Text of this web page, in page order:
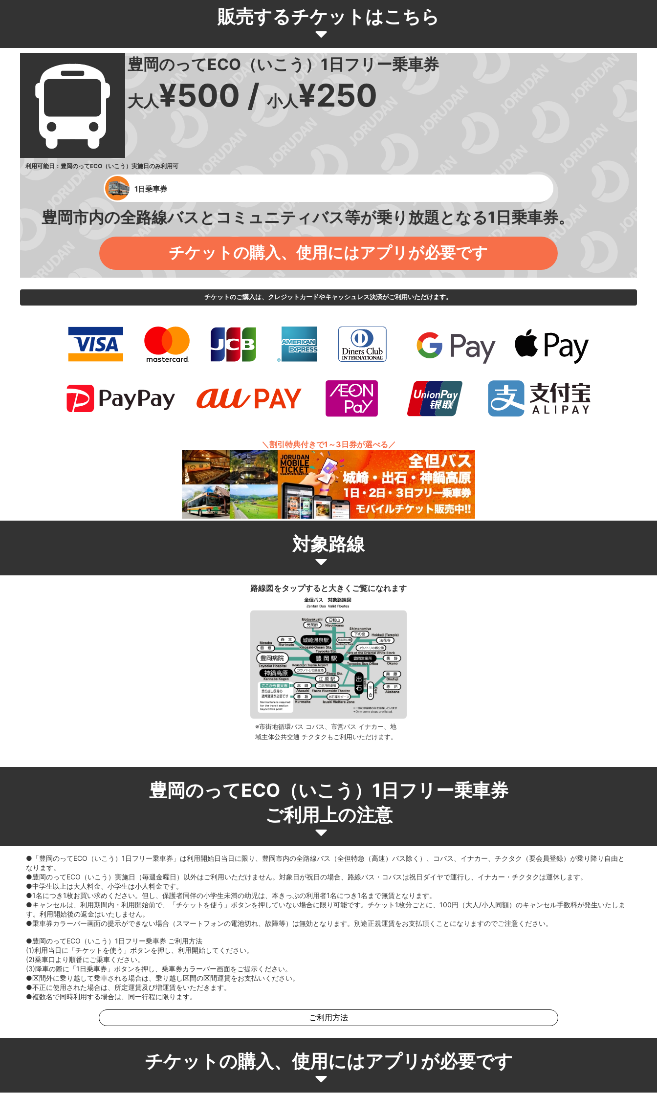
販売するチケットはこちら
豊岡のってECO（いこう）1日フリー乗車券
大人¥500 /小人¥250
利用可能日：豊岡のってECO（いこう）実施日のみ利用可
1日乗車券
豊岡市内の全路線バスとコミュニティバス等が乗り放題となる1日乗車券。
チケットの購入、使用にはアプリが必要です
チケットのご購入は、クレジットカードやキャッシュレス決済がご利用いただけます。
＼割引特典付きで1～3日券が選べる／
対象路線
路線図をタップすると大きくご覧になれます
※市街地循環バス コバス、市営バス イナカー、地
域主体公共交通 チクタクもご利用いただけます。
豊岡のってECO（いこう）1日フリー乗車券
ご利用上の注意
●「豊岡のってECO（いこう）1日フリー乗車券」は利用開始日当日に限り、豊岡市内の全路線バス（全但特急（高速）バス除く）、コバス、イナカー、チクタク（要会員登録）が乗り降り自由と
なります。
●豊岡のってECO（いこう）実施日（毎週金曜日）以外はご利用いただけません。対象日が祝日の場合、路線バス・コバスは祝日ダイヤで運行し、イナカー・チクタクは運休します。
●中学生以上は大人料金、小学生は小人料金です。
●1名につき1枚お買い求めください。但し、保護者同伴の小学生未満の幼児は、本きっぷの利用者1名につき1名まで無賃となります。
●キャンセルは、利用期間内・利用開始前で、「チケットを使う」ボタンを押していない場合に限り可能です。チケット1枚分ごとに、100円（大人/小人同額）のキャンセル手数料が発生いたしま
す。利用開始後の返金はいたしません。
●乗車券カラーバー画面の提示ができない場合（スマートフォンの電池切れ、故障等）は無効となります。別途正規運賃をお支払頂くことになりますのでご注意ください。
●豊岡のってECO（いこう）1日フリー乗車券 ご利用方法
(1)利用当日に「チケットを使う」ボタンを押し、利用開始してください。
(2)乗車口より順番にご乗車ください。
(3)降車の際に「1日乗車券」ボタンを押し、乗車券カラーバー画面をご提示ください。
●区間外に乗り越して乗車される場合は、乗り越し区間の区間運賃をお支払いください。
●不正に使用された場合は、所定運賃及び増運賃をいただきます。
●複数名で同時利用する場合は、同一行程に限ります。
ご利用方法
チケットの購入、使用にはアプリが必要です